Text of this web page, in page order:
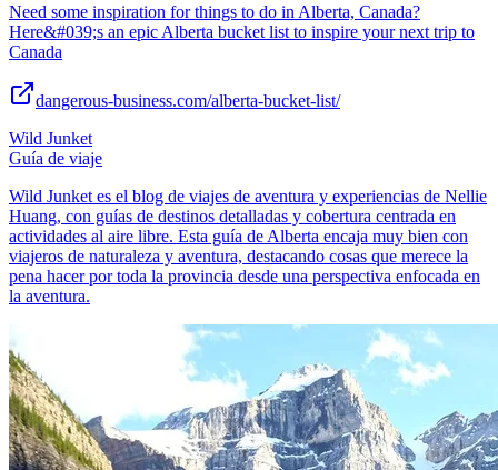
Need some inspiration for things to do in Alberta, Canada?
Here&#039;s an epic Alberta bucket list to inspire your next trip to
Canada
dangerous-business.com/alberta-bucket-list/
Wild Junket
Guía de viaje
Wild Junket es el blog de viajes de aventura y experiencias de Nellie
Huang, con guías de destinos detalladas y cobertura centrada en
actividades al aire libre. Esta guía de Alberta encaja muy bien con
viajeros de naturaleza y aventura, destacando cosas que merece la
pena hacer por toda la provincia desde una perspectiva enfocada en
la aventura.